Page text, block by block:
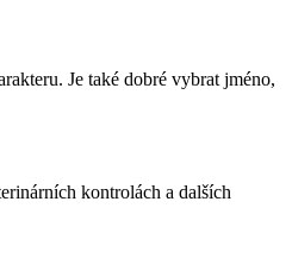
Je také dobré vybrat jméno,
kontrolách a dalších